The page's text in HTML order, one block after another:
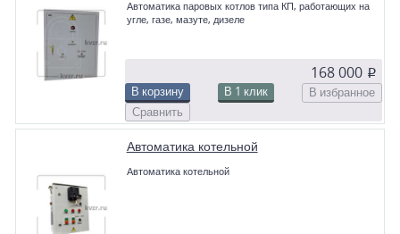
Автоматика паровых котлов типа КП, работающих на
угле, газе, мазуте, дизеле
168 000 p
В корзину В 1 клик
В избранное
Сравнить
Автоматика котельной
Автоматика котельной